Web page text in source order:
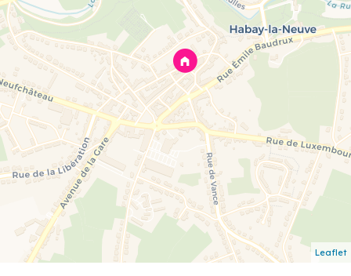
Leaflet